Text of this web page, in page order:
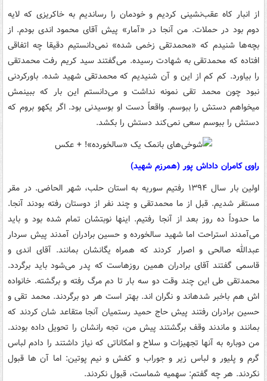
از انبار کاه عقب‌نشینی کردیم و خودمان را رساندیم به خاکریزی که لایه
دوم بود در حملات. من آنجا در «آمار» پیش آقای محمود اندی بودم. از
بچه‌ها شنیدم که «محمدتقی زخمی شده» نمی‌دانستیم دقیقا چه اتفاقی
افتاده که محمدتقی به شهادت رسیده. می‌گفتند سید کریم رفت محمدتقی
را بیاورد. کم کم از این و آن شنیدیم که محمدتقی شهید شده. باورکردنی
نبود چون محمد تقی نمونه نداشت و می‌دانستم این بار که ببینمش
میخواهم دستش را ببوسم. واقعاً دست او بوسیدنی بود. اگر یکهو بروم که
دستش را ببوسم سعی نمی‌کند دستش را بکشد.
راوی کامران داداش پور (همرزم شهید)
اولین بار سال ۱۳۹۴ رفتیم سوریه به استان حلب، شهر الحاضی. در مقر
مستقر شدیم. قبل از ما محمدتقی و چند نفر از دوستان رفته بودند آنجا.
ما حدوداً ده روز بعد از آنجا رفتیم. اینها نوبتشان تمام شده بود و باید
می‌آمدند استراحت اما شهید سالخورده و حسین برادران آمدند پیش سردار
عبدالله صالحی و اصرار کردند که همراه یگانشان بمانند. آقای اندی و
قاسمی گفتند آقای برادران همین روزهاست که پدر می‌شود باید برگردد.
محمدتقی طی این چند وقت دو سه بار تا دم مرگ رفته و برگشته. خانواده
اش هم باخبر شدهاند و نگران اند. بهتر است هر دو برگردند. محمد تقی و
حسین برادران رفتند پیش حاج حمید رستمیان آنجا متقاعد شان کردند که
بمانند و ماندند وقف برگشتند پیش من، تجه رانشان را تحویل داده بودند.
من دوباره به آنها تجهیزات و سلاح و امکاناتی که نیاز داشتند را دادم لباس
گرم و پلیور و لباس زیر و جوراب و کفش و نیم پوتین: اما آن ها قبول
نکردند. هر چه گفتم: سهمیه شماست، قبول نکردند.